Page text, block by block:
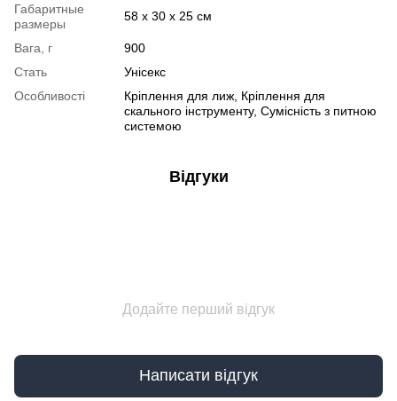
Габаритные
размеры
58 х 30 х 25 см
Вага, г
900
Стать
Унісекс
Особливості
Кріплення для лиж, Кріплення для
скального інструменту, Сумісність з питною
системою
Відгуки
Додайте перший відгук
Написати відгук